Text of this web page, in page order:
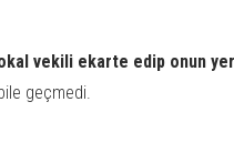
vekili ekarte edip onun
geçmedi.